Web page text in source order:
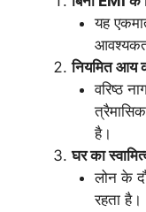
यह
नियमित आय
वरिष्ठ
त्रैमासिक
है।
घर का
लोन के
रहता है।